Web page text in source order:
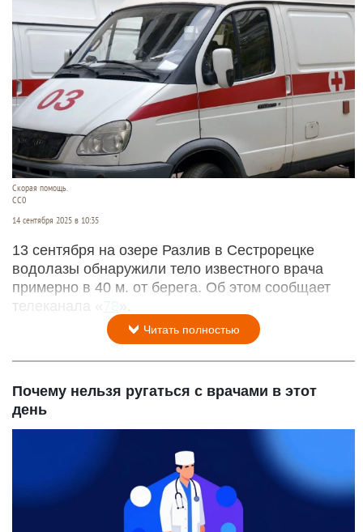
Скорая помощь.
СС0
14 сентября 2025 в 10:35
13 сентября на озере Разлив в Сестрорецке
водолазы обнаружили тело известного врача
примерно в 40 м. от берега. Об этом сообщает
телеканала « 78
Читать полностью
Почему нельзя ругаться с врачами в этот
день